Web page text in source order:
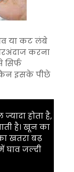
या कट लंबे
करना
इसके पीछे
होता है,
है। खून का
खतरा बढ़
घाव जल्दी